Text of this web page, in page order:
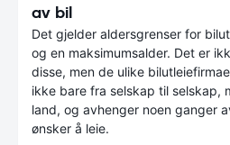
av bil
Det gjelder aldersgrenser for
og en maksimumsalder. Det er
disse, men de ulike
ikke bare fra selskap til selskap,
land, og avhenger noen ganger
ønsker å leie.